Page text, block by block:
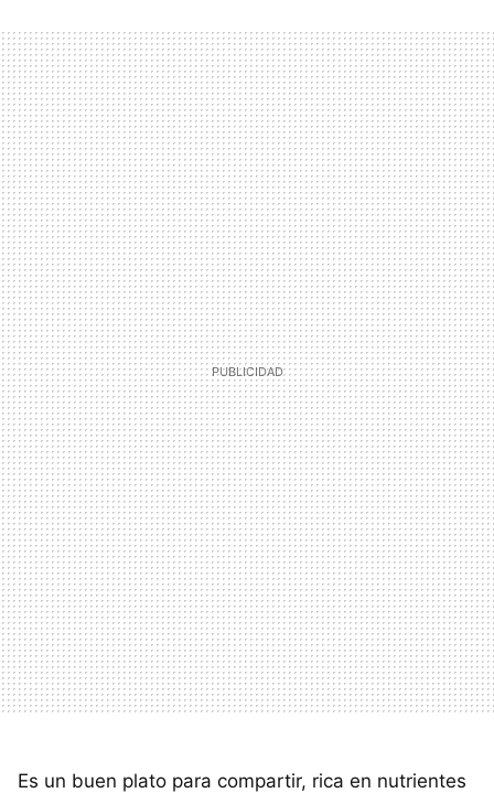
Es un buen plato para compartir, rica en nutrientes